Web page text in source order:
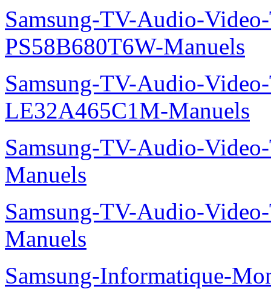
Samsung-TV-Audio-
PS58B680T6W-Manuels
Samsung-TV-Audio-
LE32A465C1M-Manuels
Samsung-TV-Audio-
Manuels
Samsung-TV-Audio-
Manuels
Samsung-Informatique-